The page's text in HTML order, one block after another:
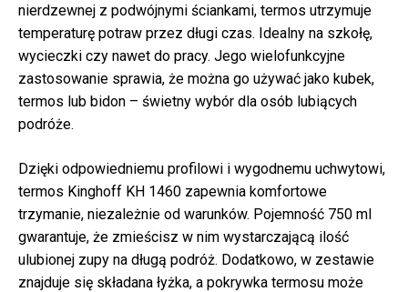
nierdzewnej z podwójnymi ściankami, termos utrzymuje
temperaturę potraw przez długi czas. Idealny na szkołę,
wycieczki czy nawet do pracy. Jego wielofunkcyjne
zastosowanie sprawia, że można go używać jako kubek,
termos lub bidon – świetny wybór dla osób lubiących
podróże.
Dzięki odpowiedniemu profilowi i wygodnemu uchwytowi,
termos Kinghoff KH 1460 zapewnia komfortowe
trzymanie, niezależnie od warunków. Pojemność 750 ml
gwarantuje, że zmieścisz w nim wystarczającą ilość
ulubionej zupy na długą podróż. Dodatkowo, w zestawie
znajduje się składana łyżka, a pokrywka termosu może